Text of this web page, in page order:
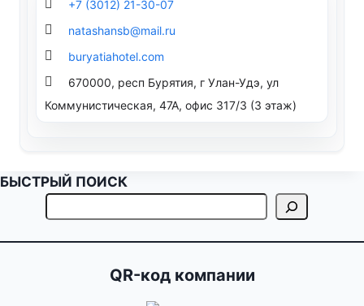
+7 (3012) 21-30-07
natashansb@mail.ru
buryatiahotel.com
670000, респ Бурятия, г Улан-Удэ, ул
Коммунистическая, 47А, офис 317/3 (3 этаж)
БЫСТРЫЙ ПОИСК
QR-код компании